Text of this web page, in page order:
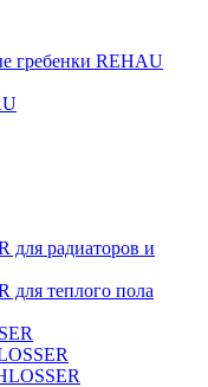
гребенки REHAU
для радиаторов и
для теплого пола